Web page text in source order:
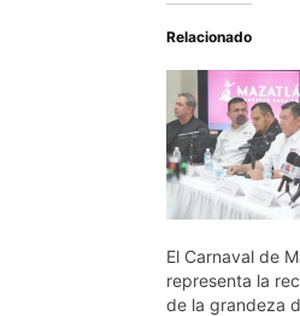
Relacionado
El Carnaval de
representa la
de la grandeza